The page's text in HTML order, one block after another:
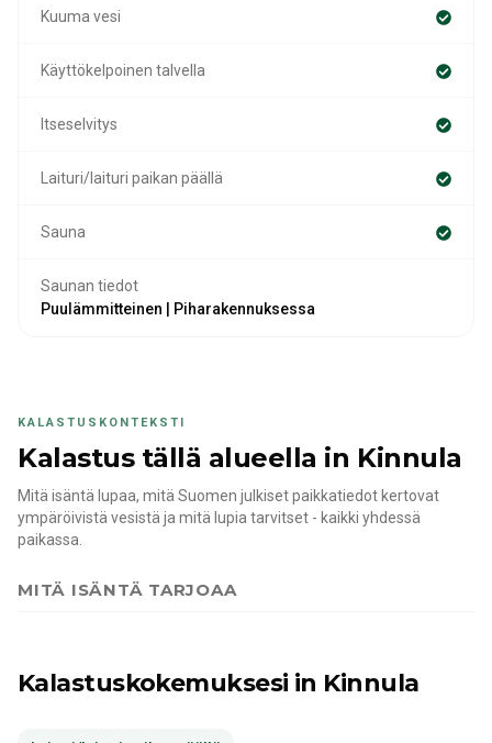
Kuuma vesi
Käyttökelpoinen talvella
Itseselvitys
Laituri/laituri paikan päällä
Sauna
Saunan tiedot
Puulämmitteinen | Piharakennuksessa
KALASTUSKONTEKSTI
Kalastus tällä alueella in Kinnula
Mitä isäntä lupaa, mitä Suomen julkiset paikkatiedot kertovat
ympäröivistä vesistä ja mitä lupia tarvitset - kaikki yhdessä
paikassa.
MITÄ ISÄNTÄ TARJOAA
Kalastuskokemuksesi in Kinnula